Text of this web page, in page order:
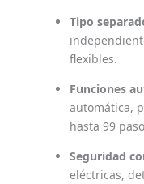
Tipo
flexibles.
Funciones
automática,
hasta 99
Seguridad
eléctricas,